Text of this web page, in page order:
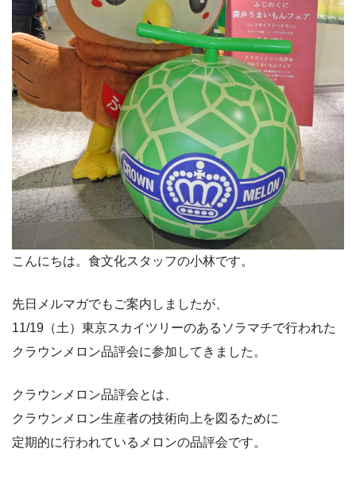
こんにちは。食文化スタッフの小林です。
先日メルマガでもご案内しましたが、
11/19（土）東京スカイツリーのあるソラマチで行われた
クラウンメロン品評会に参加してきました。
クラウンメロン品評会とは、
クラウンメロン生産者の技術向上を図るために
定期的に行われているメロンの品評会です。